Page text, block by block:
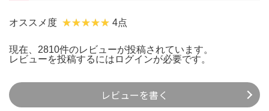
オススメ度 4点
現在、2810件のレビューが投稿されています。
レビューを投稿するには ログインが必要です。
レビューを書く